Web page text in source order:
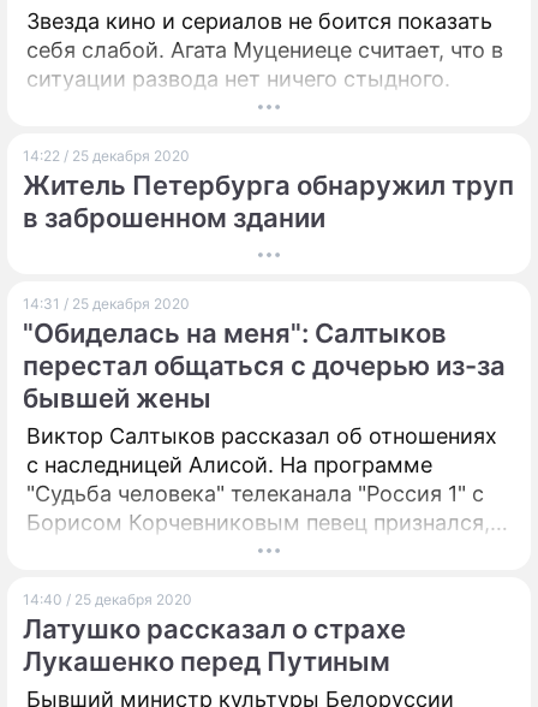
Звезда кино и сериалов не боится показать
себя слабой. Агата Муцениеце считает, что в
ситуации развода нет ничего стыдного.
14:22 / 25 декабря 2020
Житель Петербурга обнаружил труп
в заброшенном здании
14:31 / 25 декабря 2020
"Обиделась на меня": Салтыков
перестал общаться с дочерью из-за
бывшей жены
Виктор Салтыков рассказал об отношениях
с наследницей Алисой. На программе
"Судьба человека" телеканала "Россия 1" с
Борисом Корчевниковым певец признался,
что его конфликт с девушкой длится уже
14:40 / 25 декабря 2020
Латушко рассказал о страхе
Лукашенко перед Путиным
Бывший министр культуры Белоруссии